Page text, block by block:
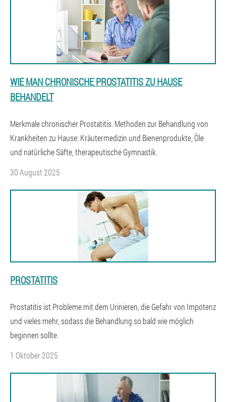
WIE MAN CHRONISCHE PROSTATITIS ZU HAUSE
BEHANDELT
Merkmale chronischer Prostatitis. Methoden zur Behandlung von
Krankheiten zu Hause: Kräutermedizin und Bienenprodukte, Öle
und natürliche Säfte, therapeutische Gymnastik.
30 August 2025
PROSTATITIS
Prostatitis ist Probleme mit dem Urinieren, die Gefahr von Impotenz
und vieles mehr, sodass die Behandlung so bald wie möglich
beginnen sollte.
1 Oktober 2025